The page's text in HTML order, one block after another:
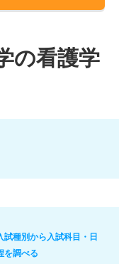
の看護学
試種別から入試科目・日
を調べる